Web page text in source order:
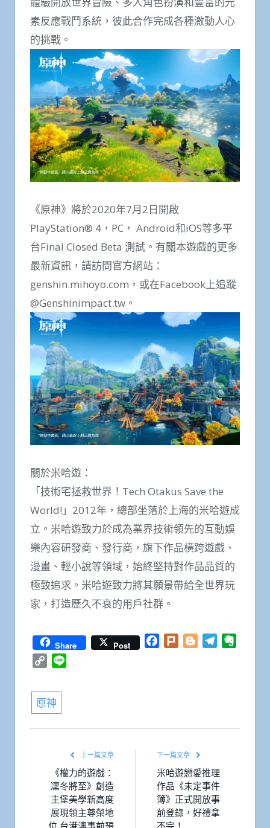
素反應戰鬥系統，彼此合作完成各種激動人心
的挑戰。
《原神》將於2020年7月2日開啟
PlayStation® 4，PC， Android和iOS等多平
台Final Closed Beta 測試。有關本遊戲的更多
最新資訊，請訪問官方網站：
genshin.mihoyo.com，或在Facebook上追蹤
@Genshinimpact.tw。
關於米哈遊：
「技術宅拯救世界！Tech Otakus Save the
World!」2012年，總部坐落於上海的米哈遊成
立。米哈遊致力於成為業界技術領先的互動娛
樂內容研發商、發行商，旗下作品橫跨遊戲、
漫畫、輕小說等領域，始終堅持對作品品質的
極致追求。米哈遊致力將其願景帶給全世界玩
家，打造歷久不衰的用戶社群。
Share Post Facebook
Plurk BloggerTelegram
Copy
原神
上一篇文章
《權力的遊戲：
凜冬將至》創造
主堡美學新高度
展現領主尊榮地
下一篇文章
米哈遊戀愛推理
作品《未定事件
簿》正式開放事
前登錄，好禮拿